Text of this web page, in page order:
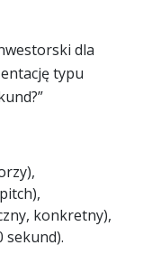
dla
typu
konkretny),
sekund).